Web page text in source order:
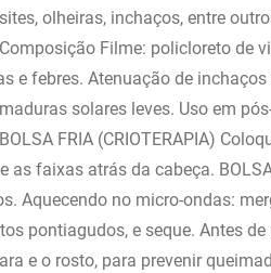
olheiras, inchaços, entre
Filme: policloreto de
febres. Atenuação de
solares leves. Uso em
FRIA (CRIOTERAPIA)
faixas atrás da cabeça.
Aquecendo no micro-ondas:
pontiagudos, e seque. Antes
e o rosto, para prevenir